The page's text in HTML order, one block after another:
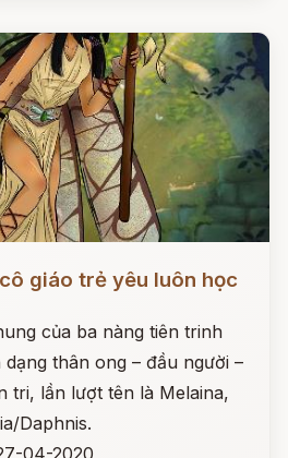
giáo trẻ yêu luôn học
của ba nàng tiên trinh
thân ong – đầu người –
tri, lần lượt tên là Melaina,
Daphnis.
04-2020